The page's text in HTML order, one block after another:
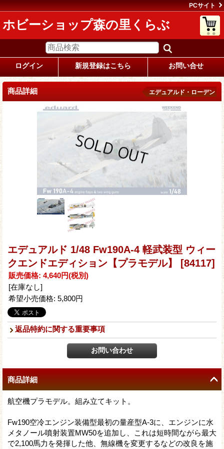
PCサイト
ホビーショップ森の里くらぶ
ログイン 新規登録はこちら お問い合せ
商品詳細 エデュアルド・ローデン
エデュアルド 1/48 Fw190A-4 軽武装型 ウィー
クエンドエディション【プラモデル】
[84117]
販売価格: 4,640円(税別)
[在庫なし]
希望小売価格: 5,800円
返品特約に関する重要事項
商品詳細
航空機プラモデル。組み立てキット。
Fw190空冷エンジン装備型最初の量産型A-3に、エンジンに水
メタノール噴射装置MW50を追加し、これは短時間ながら最大
で2,100馬力を発揮した他、無線機を変更するなどの改良を施